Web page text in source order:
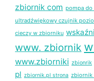
zbiornik com pompa do
ultradźwiękowy czujnik
cieczy w zbiorniku
www. zbiornik
www.zbiorniki zbionrik
pl zbiornik.pl strona zbiornik